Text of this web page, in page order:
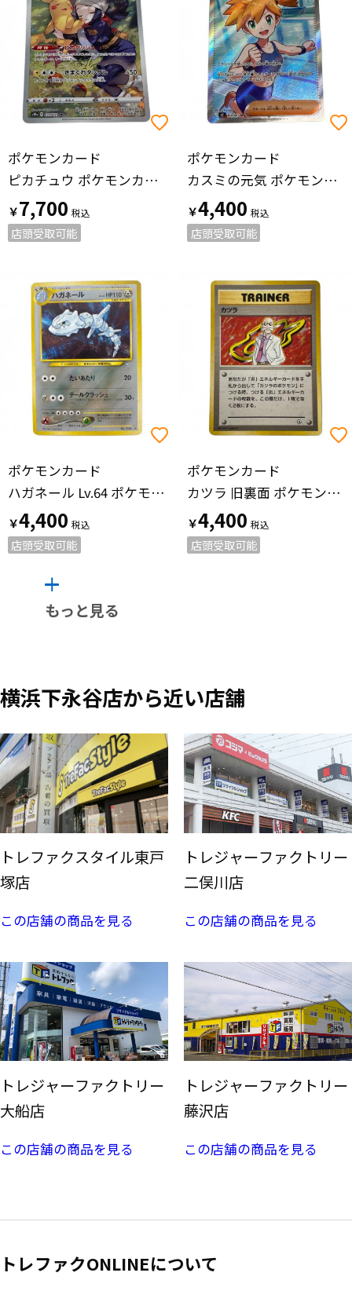
ポケモンカード
ピカチュウ ポケモンカード 073/071 CHR
￥7,700
店頭受取可能
ポケモンカード
カスミの元気 ポケモンカード 108/081 SR
￥4,400
店頭受取可能
ポケモンカード
ハガネール Lv.64 ポケモンカード NO.208 旧裏面
￥4,400
店頭受取可能
ポケモンカード
カツラ 旧裏面 ポケモンカード
￥4,400
店頭受取可能
もっと見る
横浜下永谷店から近い店舗
トレファクスタイル東戸
塚店
この店舗の商品を見る
トレジャーファクトリー
二俣川店
この店舗の商品を見る
トレジャーファクトリー
大船店
この店舗の商品を見る
トレジャーファクトリー
藤沢店
この店舗の商品を見る
トレファクONLINEについて